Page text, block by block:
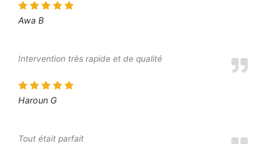
Awa B
Intervention très rapide et de qualité
Haroun G
Tout était parfait